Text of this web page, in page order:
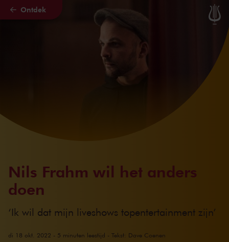
Naar hoofdcontent
Ontdek
Nils Frahm wil het anders
doen
‘Ik wil dat mijn liveshows topentertainment zijn’
di 18 okt. 2022 - 5 minuten leestijd - Tekst: Dave Coenen